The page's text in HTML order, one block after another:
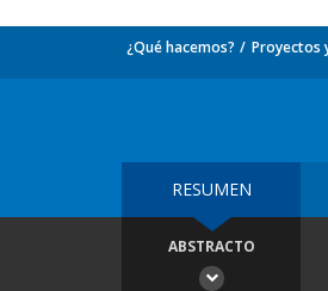
¿Qué hacemos? Proyectos
RESUMEN
ABSTRACTO